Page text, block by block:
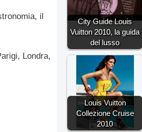
il
Londra,
City Guide Louis
Vuitton 2010, la guida
del lusso
Louis Vuitton
Collezione Cruise
2010